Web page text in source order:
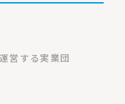
営する実業団